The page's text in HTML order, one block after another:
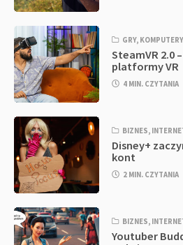
GRY, KOMPUTERY
SteamVR 2.0
platformy VR
4 MIN. CZYTANIA
BIZNES,
Disney+
kont
2 MIN. CZYTANIA
BIZNES,
Youtuber